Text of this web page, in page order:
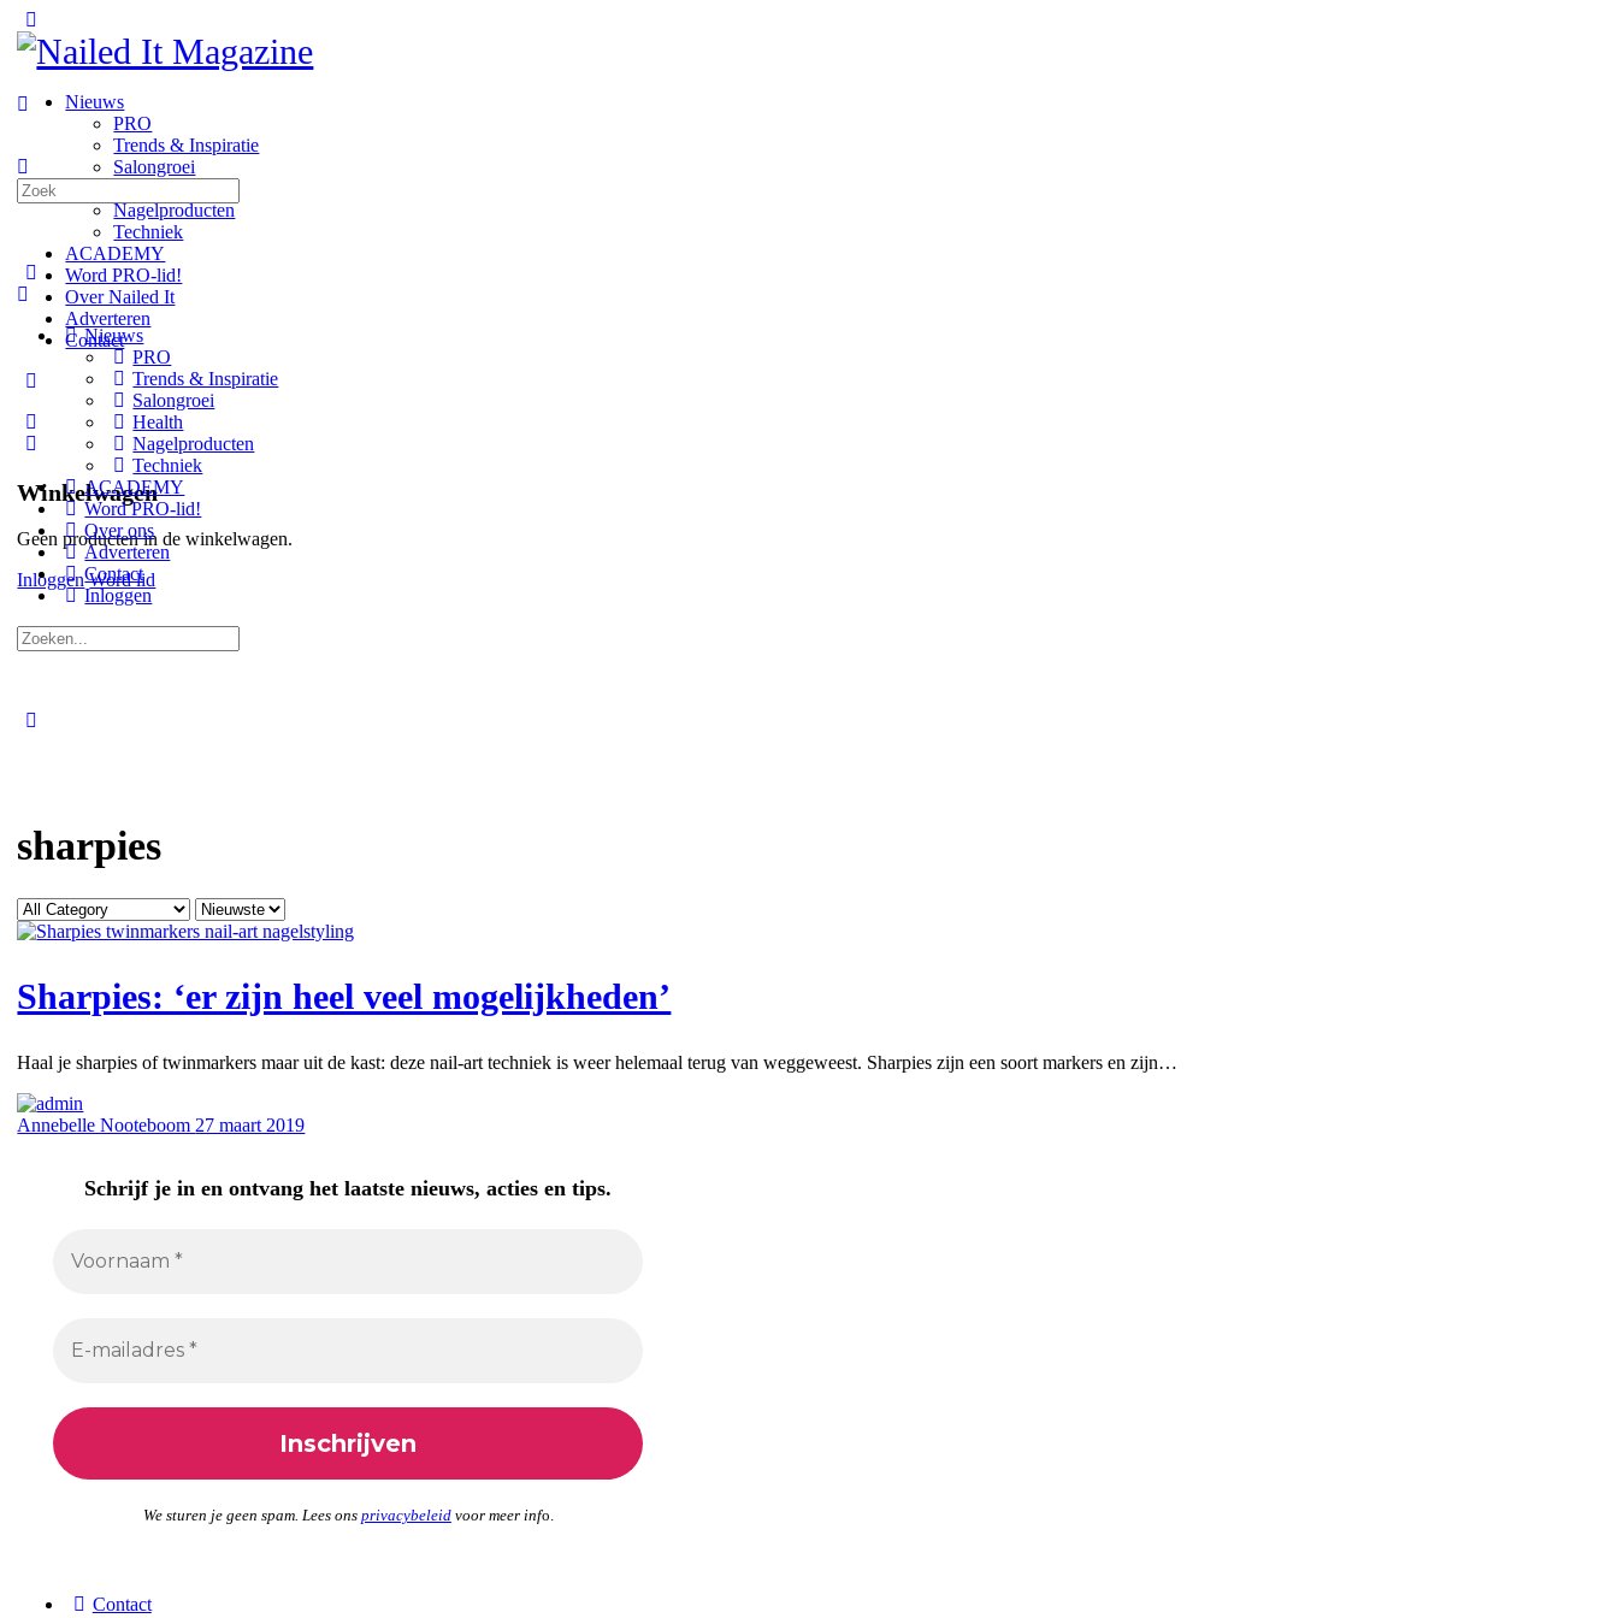
Side
Panel
Nieuws
PRO
Trends & Inspiratie
Salongroei
Nagelproducten
Techniek
ACADEMY
Word PRO-lid!
Over Nailed It
Adverteren
Contact
options
Winkelwagen
Geen producten in de winkelwagen.
Inloggen Word lid
Zoeken
naar:
Nieuws
PRO
Trends & Inspiratie
Salongroei
Health
Nagelproducten
Techniek
ACADEMY
Word PRO-lid!
Over ons
Adverteren
Contact
Inloggen
Zoeken
naar:
sharpies
Categorie
Sort
by
Sharpies: ‘er zijn heel veel mogelijkheden’
Haal je sharpies of twinmarkers maar uit de kast: deze nail-art techniek is weer helemaal terug van weggeweest. Sharpies zijn een soort markers en zijn…
Annebelle Nooteboom 27 maart 2019
Schrijf je in en ontvang het laatste nieuws, acties en tips.
We sturen je geen spam. Lees ons privacybeleidvoor meer info.
Contact